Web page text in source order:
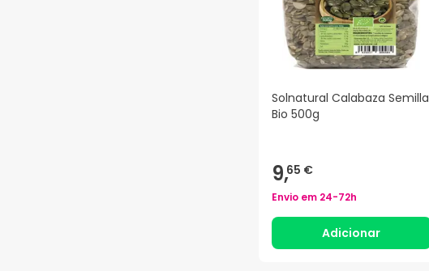
Solnatural Calabaza Semilla
Bio 500g
9,65 €
Envio em 24-72h
Adicionar